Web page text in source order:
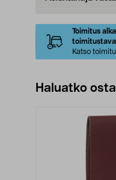
Toimitus
Katso
Haluatko